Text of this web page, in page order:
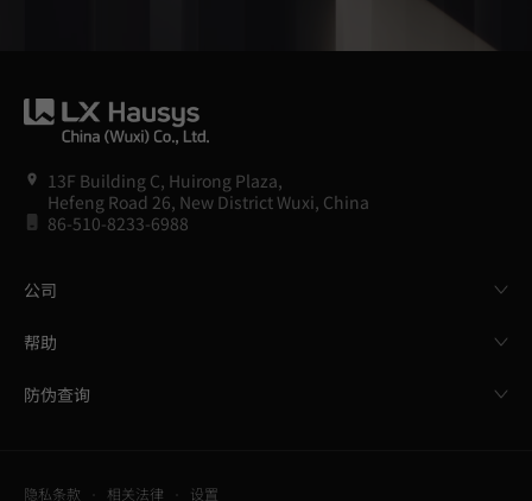
13F Building C, Huirong Plaza,
Hefeng Road 26, New District Wuxi, China
86-510-8233-6988
公司
帮助
防伪查询
隐私条款 相关法律 设置